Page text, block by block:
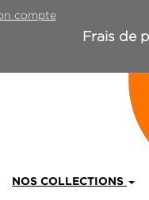
compte
Frais de
NOS COLLECTIONS